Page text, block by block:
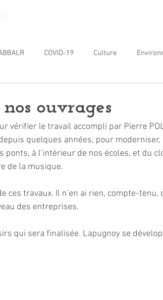
COVID-19 Culture
Commémoration 2026
ouvrages
vérifier le travail accompli par Pierre
quelques années, pour moderniser,
ponts, à l’intérieur de nos écoles, et du
de la musique.
ces travaux. Il n’en ai rien, compte-tenu,
des entreprises.
qui sera finalisée. Lapugnoy se